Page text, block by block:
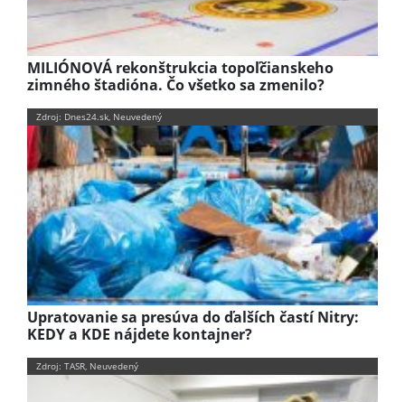
MILIÓNOVÁ rekonštrukcia topoľčianskeho
zimného štadióna. Čo všetko sa zmenilo?
Zdroj: Dnes24.sk, Neuvedený
Upratovanie sa presúva do ďalších častí Nitry:
KEDY a KDE nájdete kontajner?
Zdroj: TASR, Neuvedený